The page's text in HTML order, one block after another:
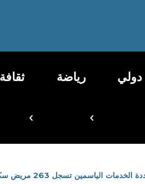
دولي رياضة ثقافة
الياسمين تسجل 263 مريض سكري وتكثف متابعتها خلال شهر...